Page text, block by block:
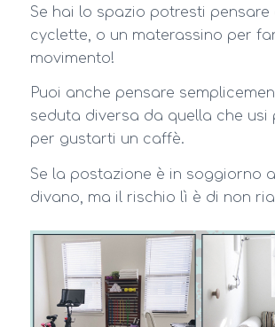
Se hai lo spazio potresti pensare
cyclette, o un materassino per
movimento!
Puoi anche pensare
seduta diversa da quella che usi
per gustarti un caffè.
Se la postazione è in soggiorno
divano, ma il rischio lì è di non